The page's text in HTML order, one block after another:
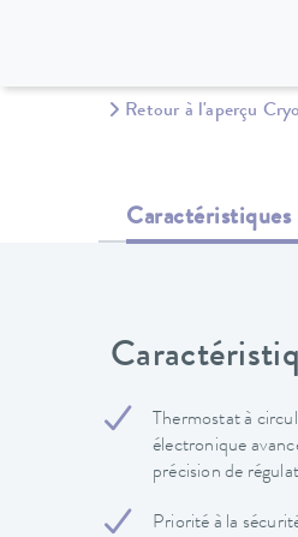
Retour à l'aperçu
Caractéristiques
Thermostat à
électronique
précision de
Priorité à la